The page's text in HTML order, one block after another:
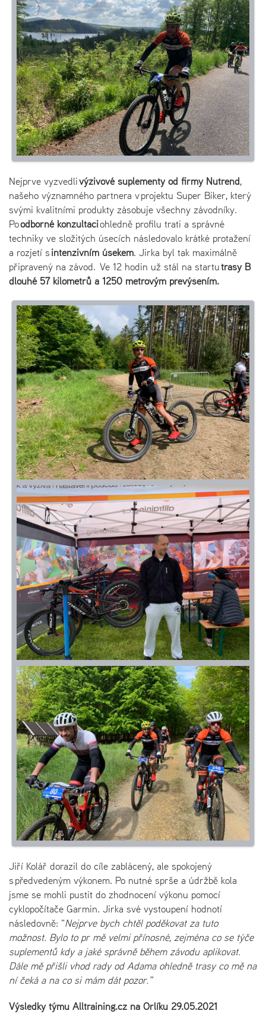
Nejprve vyzvedlivýživové suplementy od firmy Nutrend,
našeho významného partnera v projektu Super Biker, který
svými kvalitními produkty zásobuje všechny závodníky.
Poodborné konzultaciohledně profilu trati a správné
techniky ve složitých úsecích následovalo krátké protažení
a rozjetí sintenzivním úsekem. Jirka byl tak maximálně
připravený na závod. Ve 12 hodin už stál na startutrasy B
dlouhé 57 kilometrů a 1250 metrovým převýšením.
Jiří Kolář dorazil do cíle zablácený, ale spokojený
s předvedeným výkonem. Po nutné sprše a údržbě kola
jsme se mohli pustit do zhodnocení výkonu pomocí
cyklopočítače Garmin. Jirka své vystoupení hodnotí
následovně: "Nejprve bych chtěl poděkovat za tuto
možnost. Bylo to pr mě velmi přínosné, zejména co se týče
suplementů kdy a jaké správně během závodu aplikovat.
Dále mě přišli vhod rady od Adama ohledně trasy co mě na
ní čeká a na co si mám dát pozor."
Výsledky týmu Alltraining.cz na Orlíku 29.05.2021